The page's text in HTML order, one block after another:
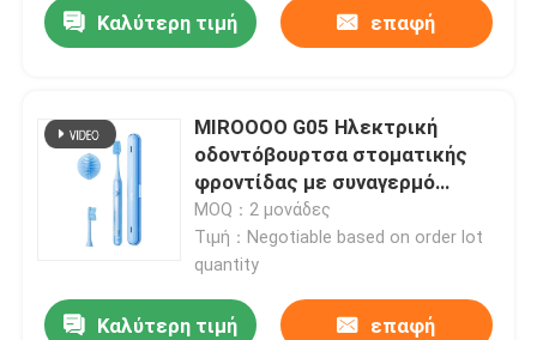
Καλύτερη τιμή επαφή
MIROOOO G05 Ηλεκτρική
οδοντόβουρτσα στοματικής
φροντίδας με συναγερμό
χρονοδιακόπτη και ασύρματη
φόρτιση
MOQ：2 μονάδες
Τιμή：Negotiable based on order lot
quantity
Καλύτερη τιμή επαφή